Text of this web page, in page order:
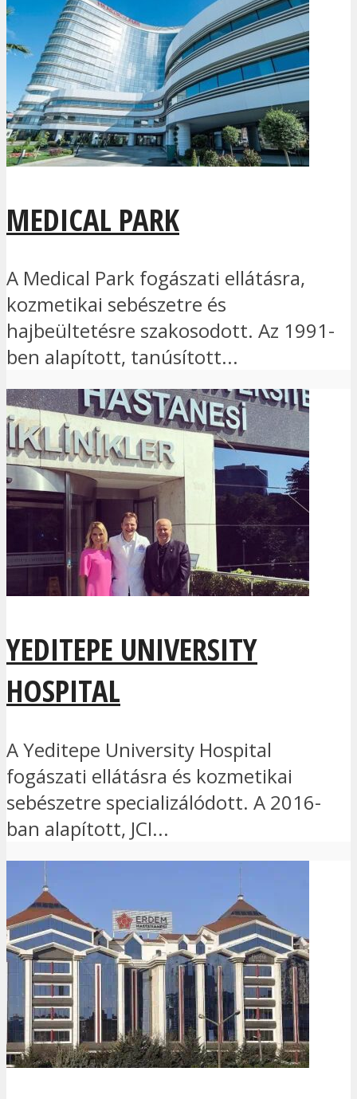
MEDICAL PARK
A Medical Park fogászati ellátásra,
kozmetikai sebészetre és
hajbeültetésre szakosodott. Az 1991-
ben alapított, tanúsított...
YEDITEPE UNIVERSITY
HOSPITAL
A Yeditepe University Hospital
fogászati ellátásra és kozmetikai
sebészetre specializálódott. A 2016-
ban alapított, JCI...